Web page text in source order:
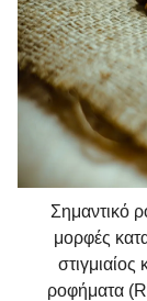
Σημαντικό
μορφές
ροφήματα